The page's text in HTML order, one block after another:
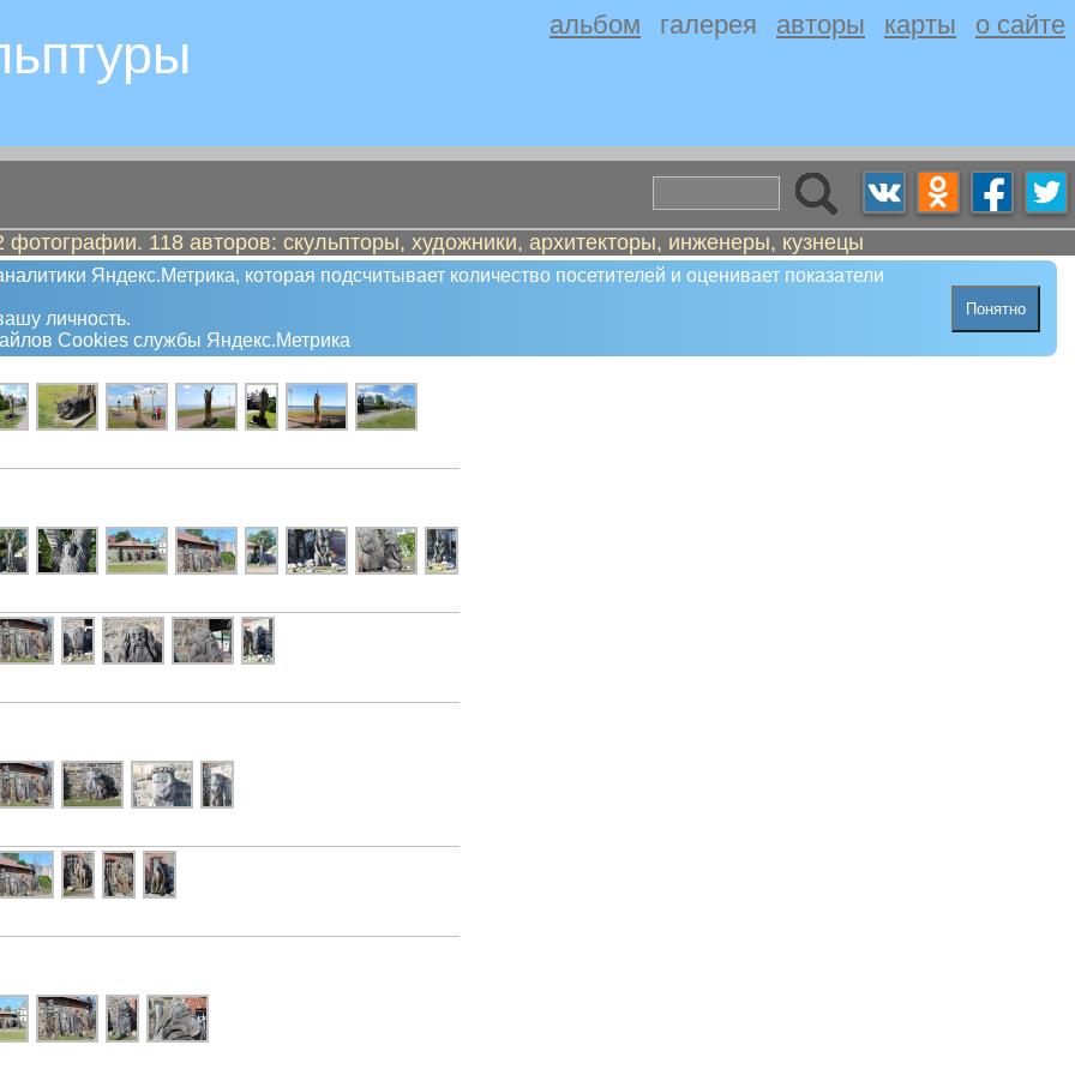
альбом галерея авторы карты о сайте
118 авторов: скульпторы, художники, архитекторы, инженеры, кузнецы
Яндекс.Метрика, которая подсчитывает количество посетителей и оценивает показатели
личность.
Сookies службы Яндекс.Метрика
Понятно